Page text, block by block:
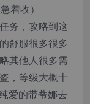
着收）
务，攻略到这
舒服很多很多
其他人很多需
，等级大概十
爱的带蒂娜去